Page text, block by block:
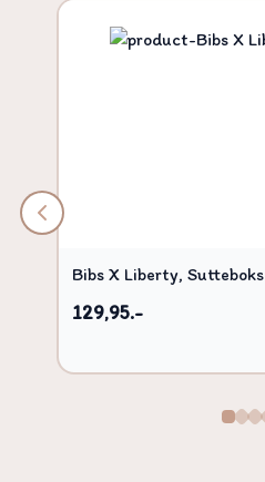
Bibs X Liberty, Sutteboks
129,95.-